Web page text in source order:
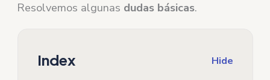
Resolvemos algunas dudas básicas.
Index Hide